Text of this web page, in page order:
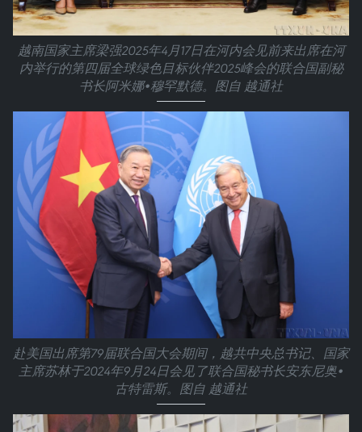
越南国家主席梁强2025年4月17日在河内会见前来出席在河
内举行的第四届全球绿色目标伙伴2025峰会的联合国副秘
书长阿米娜•穆罕默德。图自 越通社
赴美国出席第79届联合国大会期间，越共中央总书记、国家
主席苏林于2024年9月24日会见了联合国秘书长安东尼奥•
古特雷斯。图自 越通社